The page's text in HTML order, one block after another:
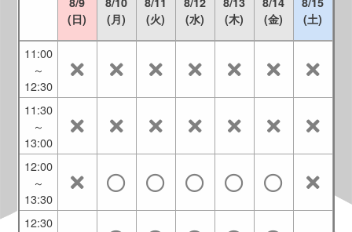
(日)
(月)
(火)
(水)
(木)
(金)
(土)
11:00
～
12:30
11:30
～
13:00
12:00
～
13:30
12:30